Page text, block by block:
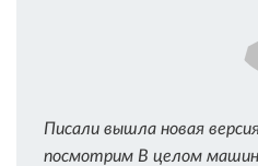
Писали вышла новая
посмотрим В целом